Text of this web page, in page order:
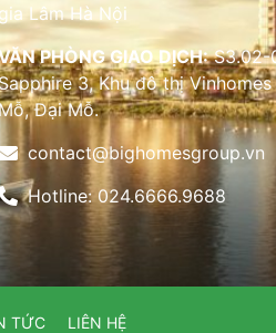
gia Lâm Hà Nội
PHÒNG GIAO DỊCH:S3.02-
3, Khu đô thị
Đại Mỗ.
contact@bighomesgroup.vn
Hotline: 024.6666.9688
TỨC LIÊN HỆ